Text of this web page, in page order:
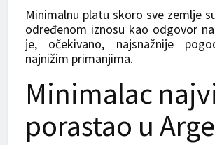
Minimalnu platu skoro sve zemlje
određenom iznosu kao odgovor
je, očekivano, najsnažnije
najnižim primanjima.
Minimalac
porastao u